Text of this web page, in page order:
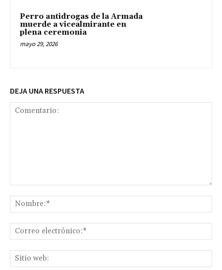
Perro antidrogas de la Armada
muerde a vicealmirante en
plena ceremonia
mayo 29, 2026
DEJA UNA RESPUESTA